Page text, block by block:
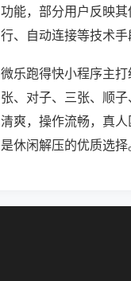
功能，部分用户反映
行、自动连接等技术手
微乐跑得快小程序主
张、对子、三张、顺
清爽，操作流畅，真
是休闲解压的优质选择